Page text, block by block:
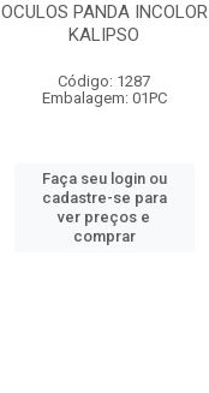
OCULOS PANDA INCOLOR
KALIPSO
Código: 1287
Embalagem: 01PC
Faça seu login ou
cadastre-se para
ver preços e
comprar